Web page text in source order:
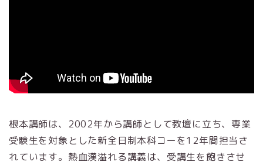
根本講師は、2002年から講師として教壇に立ち、専業
受験生を対象とした新全日制本科コーを12年間担当さ
れています。熱血漢溢れる講義は、受講生を飽きさせ